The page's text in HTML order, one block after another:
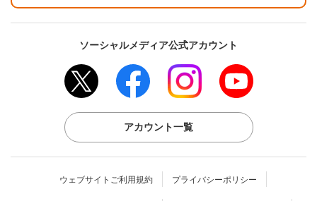
ソーシャルメディア公式アカウント
アカウント一覧
ウェブサイトご利用規約 プライバシーポリシー